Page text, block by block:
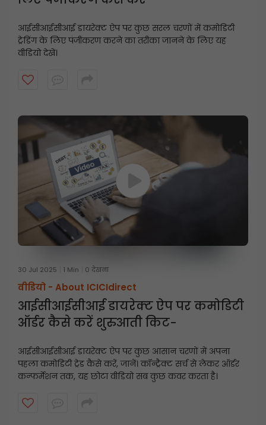
आईसीआईसीआई डायरेक्ट ऐप पर कुछ सरल चरणों में कमोडिटी
ट्रेडिंग के लिए पंजीकरण करने का तरीका जानने के लिए यह
वीडियो देखें।
30 Jul 2025 1 Min 0 देखना
वीडियो - About ICICIdirect
आईसीआईसीआई डायरेक्ट ऐप पर कमोडिटी
ऑर्डर कैसे करें शुरुआती किट-
आईसीआईसीआई डायरेक्ट ऐप पर कुछ आसान चरणों में अपना
पहला कमोडिटी ट्रेड कैसे करें, जानें। कॉन्ट्रैक्ट सर्च से लेकर ऑर्डर
कन्फर्मेशन तक, यह छोटा वीडियो सब कुछ कवर करता है।